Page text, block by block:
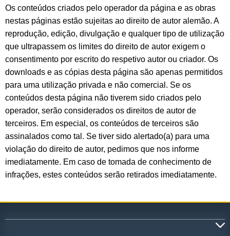
Os conteúdos criados pelo operador da página e as obras
nestas páginas estão sujeitas ao direito de autor alemão. A
reprodução, edição, divulgação e qualquer tipo de utilização
que ultrapassem os limites do direito de autor exigem o
consentimento por escrito do respetivo autor ou criador. Os
downloads e as cópias desta página são apenas permitidos
para uma utilização privada e não comercial. Se os
conteúdos desta página não tiverem sido criados pelo
operador, serão considerados os direitos de autor de
terceiros. Em especial, os conteúdos de terceiros são
assinalados como tal. Se tiver sido alertado(a) para uma
violação do direito de autor, pedimos que nos informe
imediatamente. Em caso de tomada de conhecimento de
infrações, estes conteúdos serão retirados imediatamente.